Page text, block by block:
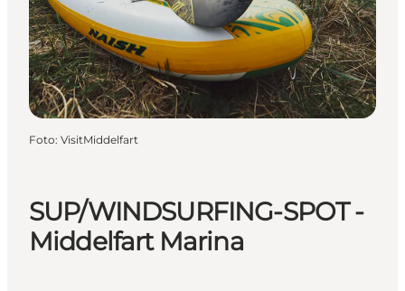
SUP/WINDSURFING-SPOT -
Middelfart Marina
Foto: VisitMiddelfart